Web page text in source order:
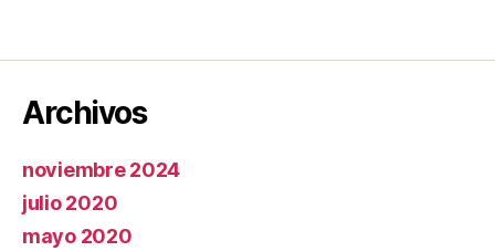
Archivos
noviembre 2024
julio 2020
mayo 2020